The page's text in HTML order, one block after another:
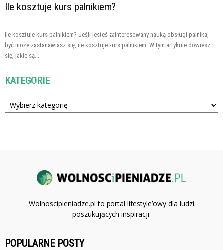
Ile kosztuje kurs palnikiem?
Ile kosztuje kurs palnikiem? Jeśli jesteś zainteresowany nauką obsługi palnika,
być może zastanawiasz się, ile kosztuje kurs palnikiem. W tym artykule dowiesz
się, jakie są...
KATEGORIE
Kategorie
Wolnoscipieniadze.pl to portal lifestyle’owy dla ludzi
poszukujących inspiracji.
POPULARNE POSTY